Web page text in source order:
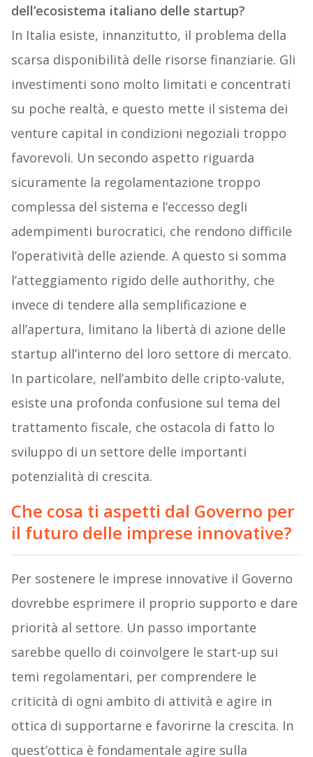
dell’ecosistema italiano delle startup?
In Italia esiste, innanzitutto, il problema della
scarsa disponibilità delle risorse finanziarie. Gli
investimenti sono molto limitati e concentrati
su poche realtà, e questo mette il sistema dei
venture capital in condizioni negoziali troppo
favorevoli. Un secondo aspetto riguarda
sicuramente la regolamentazione troppo
complessa del sistema e l’eccesso degli
adempimenti burocratici, che rendono difficile
l’operatività delle aziende. A questo si somma
l’atteggiamento rigido delle authorithy, che
invece di tendere alla semplificazione e
all’apertura, limitano la libertà di azione delle
startup all’interno del loro settore di mercato.
In particolare, nell’ambito delle cripto-valute,
esiste una profonda confusione sul tema del
trattamento fiscale, che ostacola di fatto lo
sviluppo di un settore delle importanti
potenzialità di crescita.
Che cosa ti aspetti dal Governo per
il futuro delle imprese innovative?
Per sostenere le imprese innovative il Governo
dovrebbe esprimere il proprio supporto e dare
priorità al settore. Un passo importante
sarebbe quello di coinvolgere le start-up sui
temi regolamentari, per comprendere le
criticità di ogni ambito di attività e agire in
ottica di supportarne e favorirne la crescita. In
quest’ottica è fondamentale agire sulla